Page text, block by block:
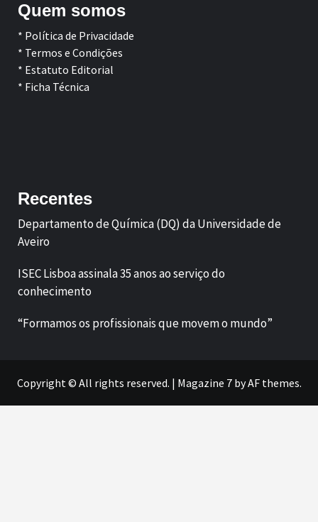
Quem somos
* Política de Privacidade
* Termos e Condições
* Estatuto Editorial
* Ficha Técnica
Recentes
Departamento de Química (DQ) da Universidade de
Aveiro
ISEC Lisboa assinala 35 anos ao serviço do
conhecimento
“Formamos os profissionais que movem o mundo”
Copyright © All rights reserved. | Magazine 7by AF themes.